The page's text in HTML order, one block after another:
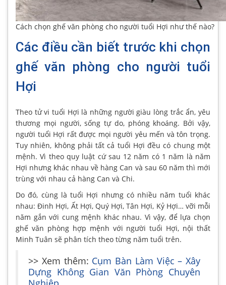
Cách chọn ghế văn phòng cho người tuổi Hợi như thế nào?
Các điều cần biết trước khi chọn
ghế văn phòng cho người tuổi
Hợi
Theo tử vi tuổi Hợi là những người giàu lòng trắc ẩn, yêu
thương mọi người, sống tự do, phóng khoáng. Bởi vậy,
người tuổi Hợi rất được mọi người yêu mến và tôn trọng.
Tuy nhiên, không phải tất cả tuổi Hợi đều có chung một
mệnh. Vì theo quy luật cứ sau 12 năm có 1 năm là năm
Hợi nhưng khác nhau về hàng Can và sau 60 năm thì mới
trùng với nhau cả hàng Can và Chi.
Do đó, cùng là tuổi Hợi nhưng có nhiều năm tuổi khác
nhau: Đinh Hợi, Ất Hợi, Quý Hợi, Tân Hợi, Kỷ Hợi… vỡi mỗi
năm gắn với cung mệnh khác nhau. Vì vậy, để lựa chọn
ghế văn phòng hợp mệnh với người tuổi Hợi, nội thất
Minh Tuân sẽ phân tích theo từng năm tuổi trên.
>> Xem thêm: Cụm Bàn Làm Việc – Xây
Dựng Không Gian Văn Phòng Chuyên